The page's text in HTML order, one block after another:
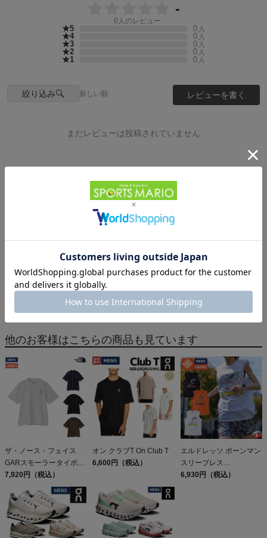
-
0 人のレビュー
★5 0 人
★4 0 人
★3 0 人
★2 0 人
★1 0 人
絞り込み 新しい順 レビューを書く
まだレビューは投稿されていません
HOME アイテムカテゴリから探す
レディースカジュアルウェア
アウター(ジャケット･コート･ベスト)
THE NORTH FACE(ザ・ノース・フェイス)
ブランドから探す
ザ・ノース・フェイス
他のお客様はこちらの商品も見ています
ザ・ノース・フェイス
GARスモーラータイポグ
ラフィックショートスリ
ーブティー コットン 半
袖Tシャツ カジュアル シ
ャツ THE NORTH FACE
GAR Smaller
Typographic Tee
7,920円（税込）
オン クラブT On Club T
6,600円（税込）
エルドレッソ ボーンマン
スリーブレス
ELDORESO Boneman
6,930円（税込）